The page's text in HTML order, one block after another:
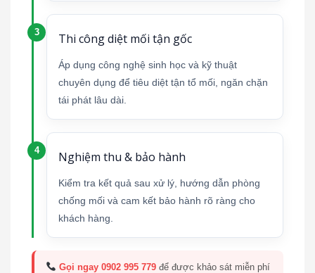
Thi công diệt mối tận gốc
Áp dụng công nghệ sinh học và kỹ thuật
chuyên dụng để tiêu diệt tận tổ mối, ngăn chặn
tái phát lâu dài.
Nghiệm thu & bảo hành
Kiểm tra kết quả sau xử lý, hướng dẫn phòng
chống mối và cam kết bảo hành rõ ràng cho
khách hàng.
Gọi ngay 0902 995 779để được khảo sát miễn phí